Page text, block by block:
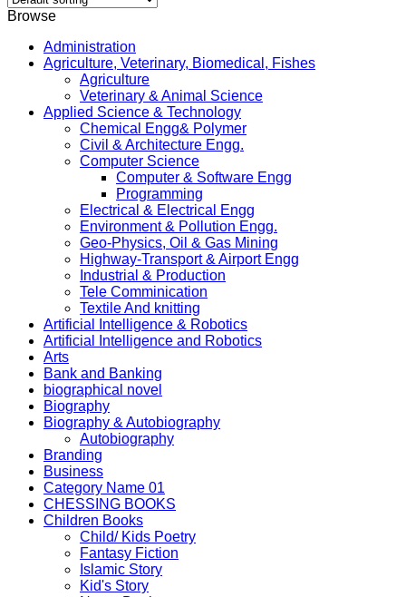
Browse
Administration
Agriculture, Veterinary, Biomedical, Fishes
Agriculture
Veterinary & Animal Science
Applied Science & Technology
Chemical Engg& Polymer
Civil & Architecture Engg.
Computer Science
Computer & Software Engg
Programming
Electrical & Electrical Engg
Environment & Pollution Engg.
Geo-Physics, Oil & Gas Mining
Highway-Transport & Airport Engg
Industrial & Production
Tele Comminication
Textile And knitting
Artificial Intelligence & Robotics
Artificial Intelligence and Robotics
Arts
Bank and Banking
biographical novel
Biography
Biography & Autobiography
Autobiography
Branding
Business
Category Name 01
CHESSING BOOKS
Children Books
Child/ Kids Poetry
Fantasy Fiction
Islamic Story
Kid's Story